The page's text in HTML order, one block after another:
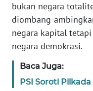
bukan negara
diombang-
negara kapital
negara demokrasi.
Baca Juga:
PSI Soroti
WN
BANTEN
NTT